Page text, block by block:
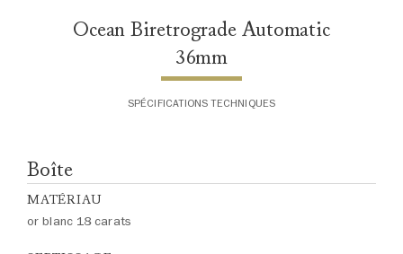
Ocean Biretrograde Automatic
36mm
SPÉCIFICATIONS TECHNIQUES
Boîte
MATÉRIAU
or blanc 18 carats